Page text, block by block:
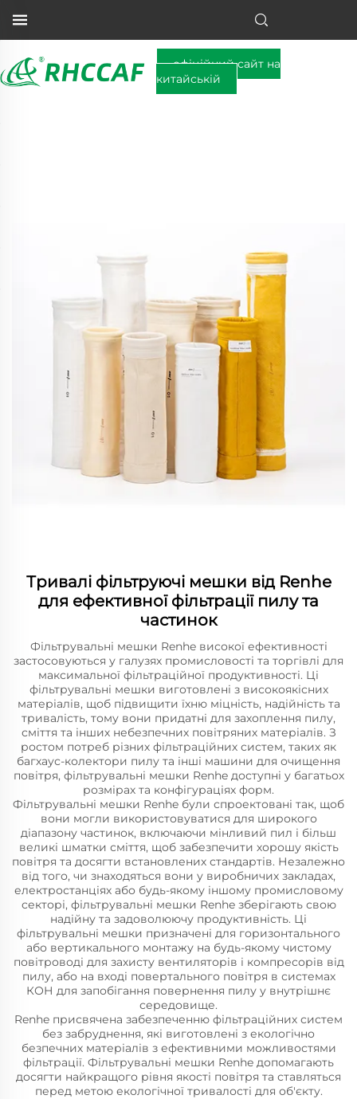
офіційний сайт на
китайській
Тривалі фільтруючі мешки від Renhe
для ефективної фільтрації пилу та
частинок
Фільтрувальні мешки Renhe високої ефективності
застосовуються у галузях промисловості та торгівлі для
максимальної фільтраційної продуктивності. Ці
фільтрувальні мешки виготовлені з високоякісних
матеріалів, щоб підвищити їхню міцність, надійність та
тривалість, тому вони придатні для захоплення пилу,
сміття та інших небезпечних повітряних матеріалів. З
ростом потреб різних фільтраційних систем, таких як
багхаус-колектори пилу та інші машини для очищення
повітря, фільтрувальні мешки Renhe доступні у багатьох
розмірах та конфігураціях форм.
Фільтрувальні мешки Renhe були спроектовані так, щоб
вони могли використовуватися для широкого
діапазону частинок, включаючи мінливий пил і більш
великі шматки сміття, щоб забезпечити хорошу якість
повітря та досягти встановлених стандартів. Незалежно
від того, чи знаходяться вони у виробничих закладах,
електростанціях або будь-якому іншому промисловому
секторі, фільтрувальні мешки Renhe зберігають свою
надійну та задоволюючу продуктивність. Ці
фільтрувальні мешки призначені для горизонтального
або вертикального монтажу на будь-якому чистому
повітроводі для захисту вентиляторів і компресорів від
пилу, або на вході повертального повітря в системах
КОН для запобігання повернення пилу у внутрішнє
середовище.
Renhe присвячена забезпеченню фільтраційних систем
без забруднення, які виготовлені з екологічно
безпечних матеріалів з ефективними можливостями
фільтрації. Фільтрувальні мешки Renhe допомагають
досягти найкращого рівня якості повітря та ставляться
перед метою екологічної тривалості для об'єкту.